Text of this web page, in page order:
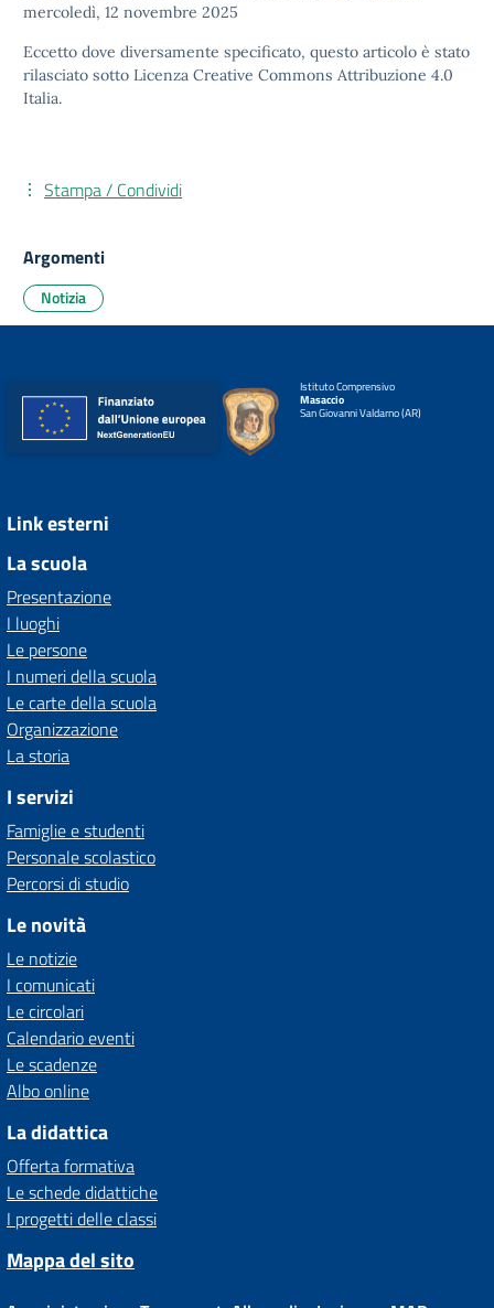
mercoledì, 12 novembre 2025
Eccetto dove diversamente specificato, questo articolo è stato
rilasciato sotto Licenza Creative Commons Attribuzione 4.0
Italia.
Stampa / Condividi
Argomenti
Notizia
Istituto Comprensivo
Masaccio
San Giovanni Valdarno (AR)
Link esterni
La scuola
Presentazione
I luoghi
Le persone
I numeri della scuola
Le carte della scuola
Organizzazione
La storia
I servizi
Famiglie e studenti
Personale scolastico
Percorsi di studio
Le novità
Le notizie
I comunicati
Le circolari
Calendario eventi
Le scadenze
Albo online
La didattica
Offerta formativa
Le schede didattiche
I progetti delle classi
Mappa del sito